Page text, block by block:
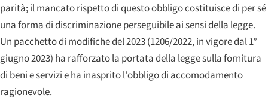
parità; il mancato rispetto di questo obbligo costituisce di per sé
una forma di discriminazione perseguibile ai sensi della legge.
Un pacchetto di modifiche del 2023 (1206/2022, in vigore dal 1°
giugno 2023) ha rafforzato la portata della legge sulla fornitura
di beni e servizi e ha inasprito l'obbligo di accomodamento
ragionevole.